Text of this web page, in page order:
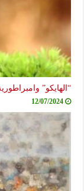
“الهايكو”
12/07/2024